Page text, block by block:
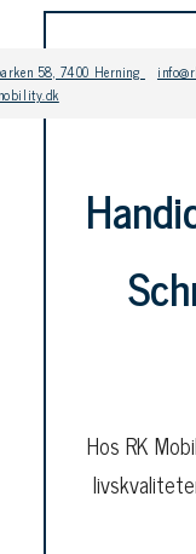
58, 7400 Herning
Hos RK